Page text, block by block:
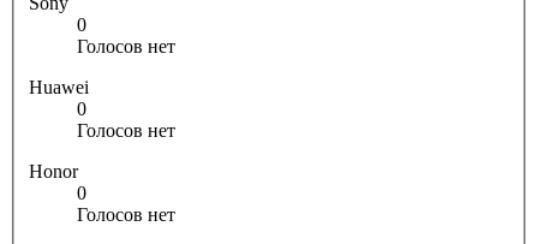
0
Голосов нет
Huawei
0
Голосов нет
Honor
0
Голосов нет